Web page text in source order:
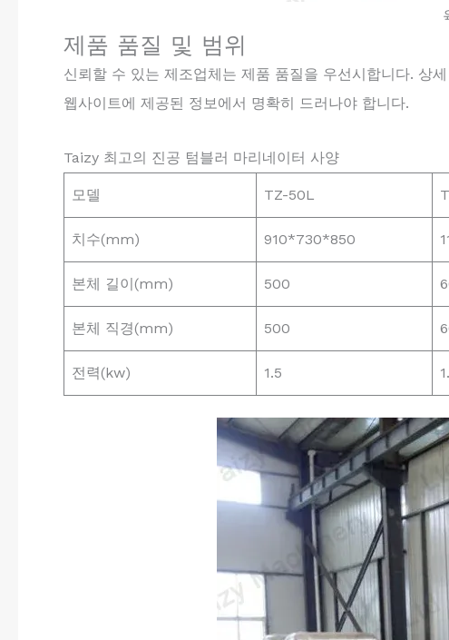
제품 품질 및 범위
신뢰할 수 있는 제조업체는 제품 품질을 우선시합니다. 상
웹사이트에 제공된 정보에서 명확히 드러나야 합니다.
Taizy 최고의 진공 텀블러 마리네이터 사양
모델 TZ-50L
치수(mm) 910*730*850
본체 길이(mm) 500
본체 직경(mm) 500
전력(kw) 1.5